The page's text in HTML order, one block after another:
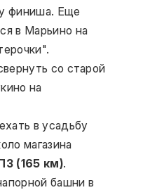
финиша. Еще
со старой
на
в усадьбу
магазина
(165 км).
башни в